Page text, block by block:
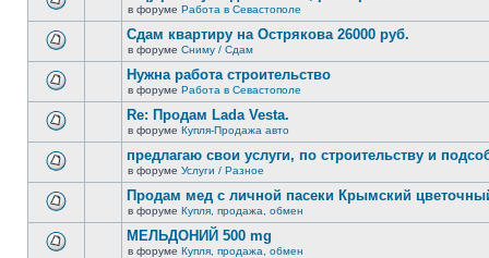
сообщений.
новых
непрочитанных
сообщений.
новых
непрочитанных
сообщений.
в форуме Работа в Севастополе
новых
непрочитанных
сообщений.
Сдам квартиру на Острякова 26000 руб.
в форуме Сниму / Сдам
новых
непрочитанных
сообщений.
Нужна работа строительство
в форуме Работа в Севастополе
новых
непрочитанных
сообщений.
Re: Продам Lada Vesta.
в форуме Купля-Продажа авто
новых
непрочитанных
сообщений.
предлагаю свои услуги, по строительству и
в форуме Услуги / Разное
Продам мед с личной пасеки Крымский
в форуме Купля, продажа, обмен
МЕЛЬДОНИЙ 500 mg
в форуме Купля, продажа, обмен